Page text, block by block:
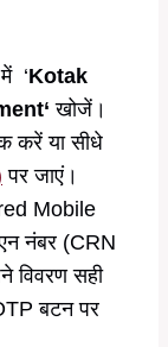
‘Kotak
खोजें।
करें या सीधे
पर जाएं।
Mobile
नंबर (CRN
विवरण सही
बटन पर